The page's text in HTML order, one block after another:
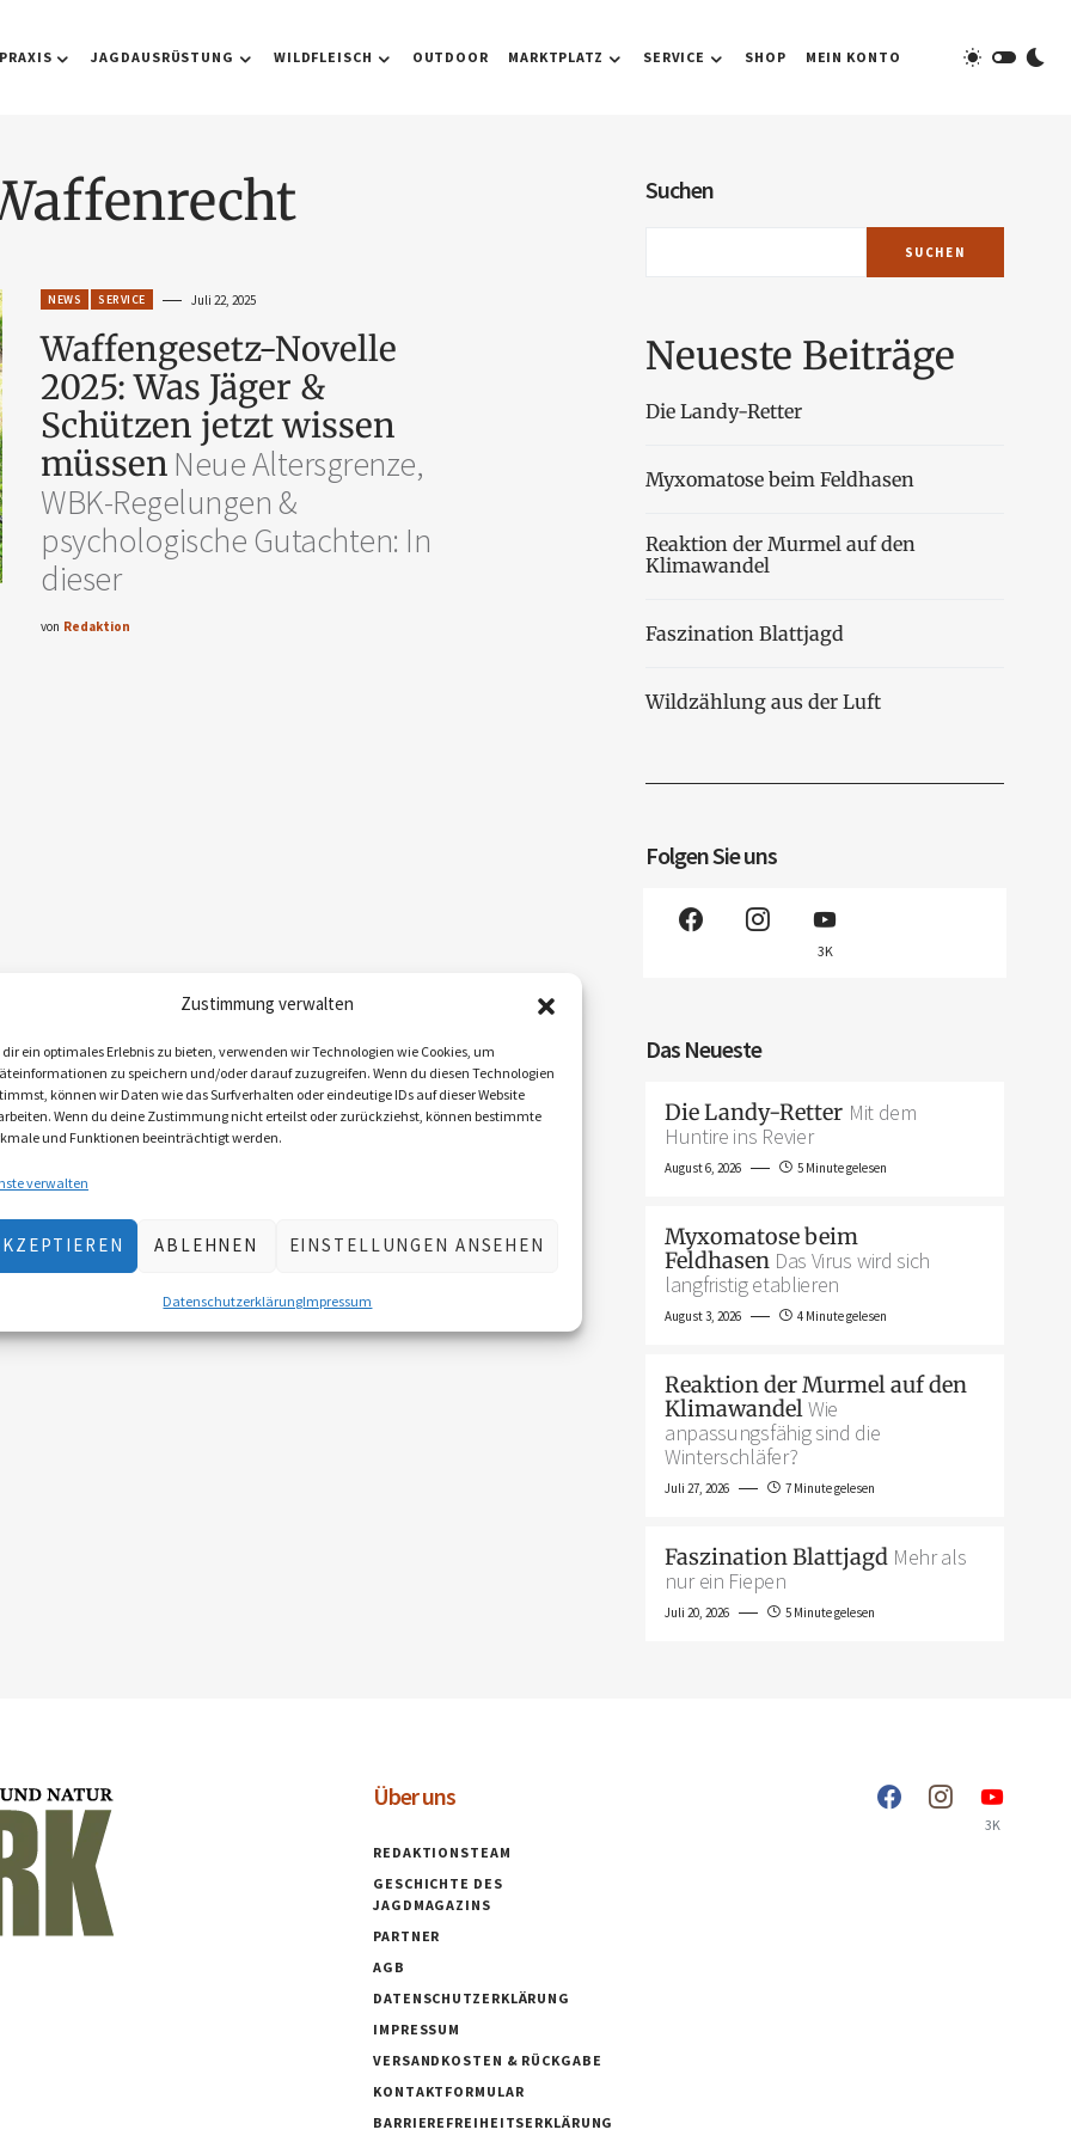
Zustimmung verwalten
ein optimales Erlebnis zu bieten, verwenden wir Technologien wie Cookies, um
zu speichern und/oder darauf zuzugreifen. Wenn du diesen Technologien
können wir Daten wie das Surfverhalten oder eindeutige IDs auf dieser Website
Wenn du deine Zustimmung nicht erteilst oder zurückziehst, können bestimmte
und Funktionen beeinträchtigt werden.
verwalten
ABLEHNEN EINSTELLUNGEN ANSEHEN
DatenschutzerklärungImpressum
JAGDAUSRÜSTUNG WILDFLEISCH OUTDOOR MARKTPLATZ SERVICE SHOP MEIN KONTO
NEWS SERVICE Juli 22, 2025
Waffengesetz-Novelle
2025: Was Jäger &
Schützen jetzt wissen
müssenNeue Altersgrenze,
WBK-Regelungen &
psychologische Gutachten: In
dieser
von Redaktion
Suchen
SUCHEN
Neueste Beiträge
Die Landy-Retter
Myxomatose beim Feldhasen
Reaktion der Murmel auf den
Klimawandel
Faszination Blattjagd
Wildzählung aus der Luft
Folgen Sie uns
3K
Das Neueste
Die Landy-Retter Mit dem
Huntire ins Revier
August 6, 2026 5 Minute gelesen
Myxomatose beim
Feldhasen Das Virus wird sich
langfristig etablieren
August 3, 2026 4 Minute gelesen
Reaktion der Murmel auf den
KlimawandelWie
anpassungsfähig sind die
Winterschläfer?
Juli 27, 2026 7 Minute gelesen
Faszination Blattjagd Mehr als
nur ein Fiepen
Juli 20, 2026 5 Minute gelesen
Über uns
REDAKTIONSTEAM
GESCHICHTE DES
JAGDMAGAZINS
PARTNER
AGB
DATENSCHUTZERKLÄRUNG
IMPRESSUM
VERSANDKOSTEN & RÜCKGABE
KONTAKTFORMULAR
BARRIEREFREIHEITSERKLÄRUNG
3K